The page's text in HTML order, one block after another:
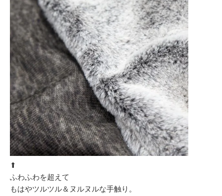
⬆︎
ふわふわを超えて
もはやツルツル＆ヌルヌルな手触り。